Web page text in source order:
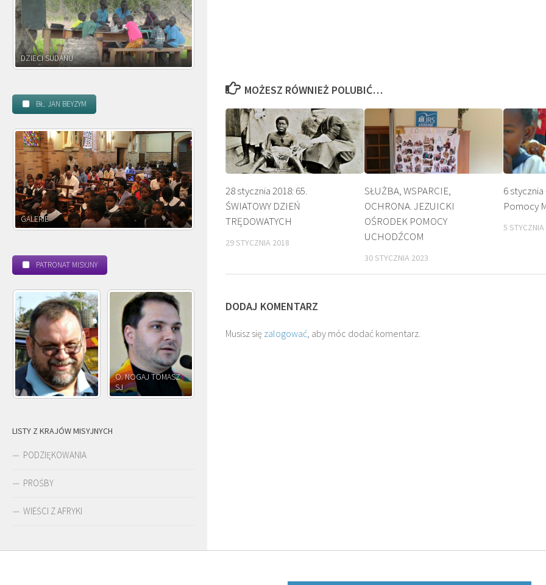
MOŻESZ RÓWNIEŻ POLUBIĆ…
28 stycznia 2018: 65.
ŚWIATOWY DZIEŃ
TRĘDOWATYCH
29 STYCZNIA 2018
SŁUŻBA, WSPARCIE,
OCHRONA. JEZUICKI
OŚRODEK POMOCY
UCHODŹCOM
30 STYCZNIA 2023
6
Pomocy
5
DODAJ KOMENTARZ
Musisz się zalogować, aby móc dodać komentarz.
DZIECI ZAMBII
BŁ. JAN BEYZYM
POWOŁANIE MISYJNE
PATRONAT MISYJNY
O. NOGAJ TOMASZ
SJ
O. JÓZEF OLEKSY SJ
LISTY Z KRAJÓW MISYJNYCH
PODZIĘKOWANIA
PROŚBY
WIEŚCI Z AFRYKI